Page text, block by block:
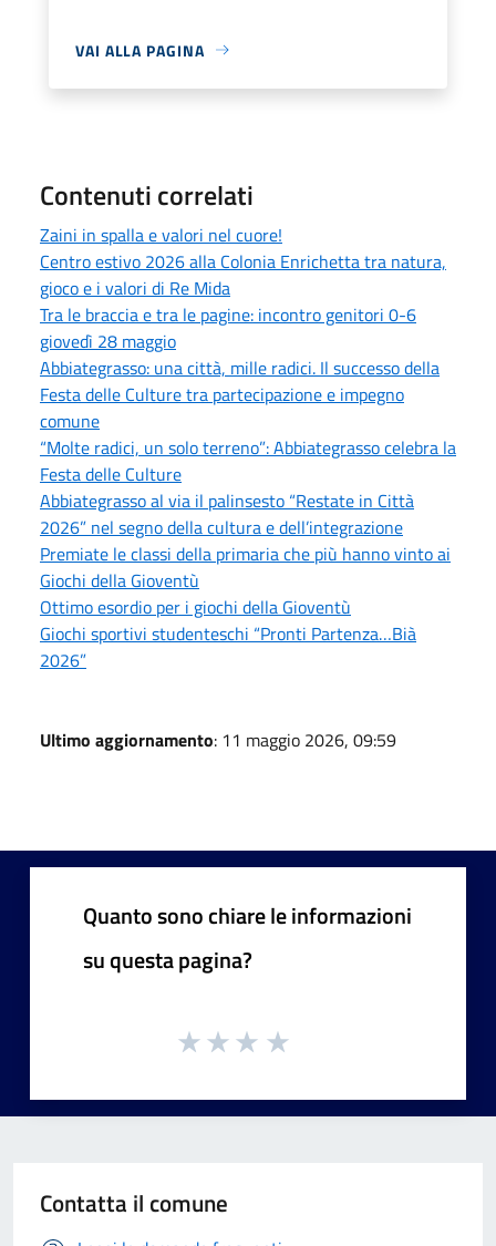
VAI ALLA PAGINA
Contenuti correlati
Zaini in spalla e valori nel cuore!
Centro estivo 2026 alla Colonia Enrichetta tra natura,
gioco e i valori di Re Mida
Tra le braccia e tra le pagine: incontro genitori 0-6
giovedì 28 maggio
Abbiategrasso: una città, mille radici. Il successo della
Festa delle Culture tra partecipazione e impegno
comune
“Molte radici, un solo terreno”: Abbiategrasso celebra la
Festa delle Culture
Abbiategrasso al via il palinsesto “Restate in Città
2026” nel segno della cultura e dell’integrazione
Premiate le classi della primaria che più hanno vinto ai
Giochi della Gioventù
Ottimo esordio per i giochi della Gioventù
Giochi sportivi studenteschi “Pronti Partenza…Bià
2026”
Ultimo aggiornamento: 11 maggio 2026, 09:59
Quanto sono chiare le informazioni
su questa pagina?
Contatta il comune